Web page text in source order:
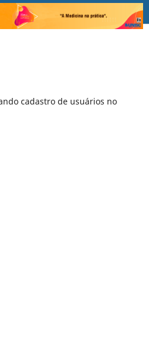
cadastro de usuários no